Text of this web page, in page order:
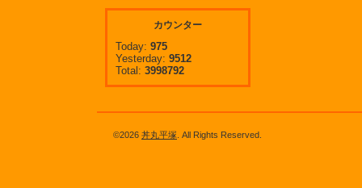
カウンター
Today: 975
Yesterday: 9512
Total: 3998792
©2026 丼丸平塚 . All Rights Reserved.